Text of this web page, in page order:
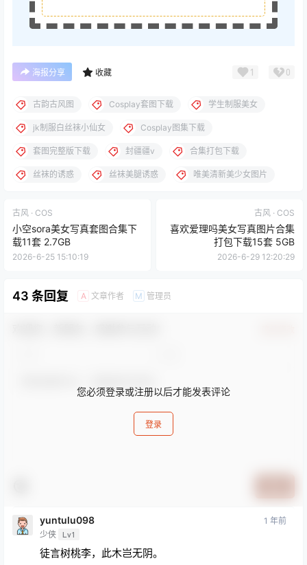
海报分享 收藏 1 0
古韵古风图 Cosplay套图下载 学生制服美女
jk制服白丝袜小仙女 Cosplay图集下载
套图完整版下载 封疆疆v 合集打包下载
丝袜的诱惑 丝袜美腿诱惑 唯美清新美少女图片
古风 · COS
小空sora美女写真套图合集下
载11套 2.7GB
2026-6-25 15:10:19
古风 · COS
喜欢爱理吗美女写真图片合集
打包下载15套 5GB
2026-6-29 12:20:29
43 条回复 A 文章作者 M 管理员
您必须登录或注册以后才能发表评论
登录
yuntulu098
少侠 Lv1
1 年前
徒言树桃李，此木岂无阴。